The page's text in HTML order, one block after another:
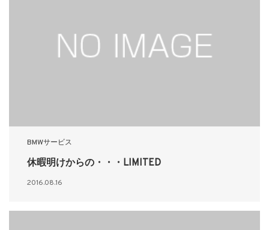
BMWサービス
休暇明けからの・・・LIMITED
2016.08.16